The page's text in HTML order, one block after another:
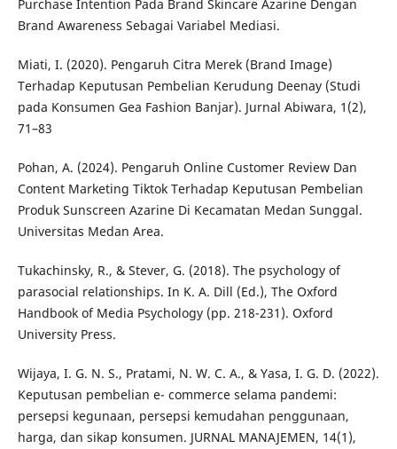
Purchase Intention Pada Brand Skincare Azarine Dengan
Brand Awareness Sebagai Variabel Mediasi.
Miati, I. (2020). Pengaruh Citra Merek (Brand Image)
Terhadap Keputusan Pembelian Kerudung Deenay (Studi
pada Konsumen Gea Fashion Banjar). Jurnal Abiwara, 1(2),
71–83
Pohan, A. (2024). Pengaruh Online Customer Review Dan
Content Marketing Tiktok Terhadap Keputusan Pembelian
Produk Sunscreen Azarine Di Kecamatan Medan Sunggal.
Universitas Medan Area.
Tukachinsky, R., & Stever, G. (2018). The psychology of
parasocial relationships. In K. A. Dill (Ed.), The Oxford
Handbook of Media Psychology (pp. 218-231). Oxford
University Press.
Wijaya, I. G. N. S., Pratami, N. W. C. A., & Yasa, I. G. D. (2022).
Keputusan pembelian e- commerce selama pandemi:
persepsi kegunaan, persepsi kemudahan penggunaan,
harga, dan sikap konsumen. JURNAL MANAJEMEN, 14(1),